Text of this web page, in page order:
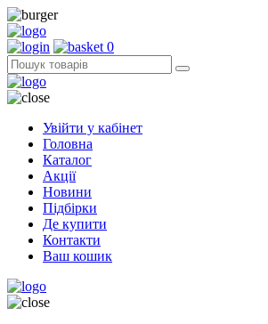
0
Увійти у кабінет
Головна
Каталог
Акції
Новини
Підбірки
Де купити
Контакти
Ваш кошик